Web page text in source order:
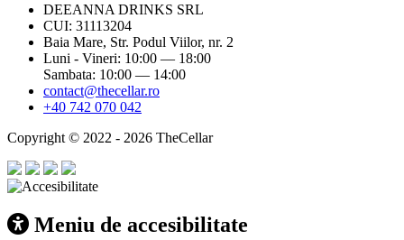
DEEANNA DRINKS SRL
CUI: 31113204
Baia Mare, Str. Podul Viilor, nr. 2
Luni - Vineri: 10:00 — 18:00
Sambata: 10:00 — 14:00
contact@thecellar.ro
+40 742 070 042
Copyright © 2022 - 2026 TheCellar
Meniu de accesibilitate